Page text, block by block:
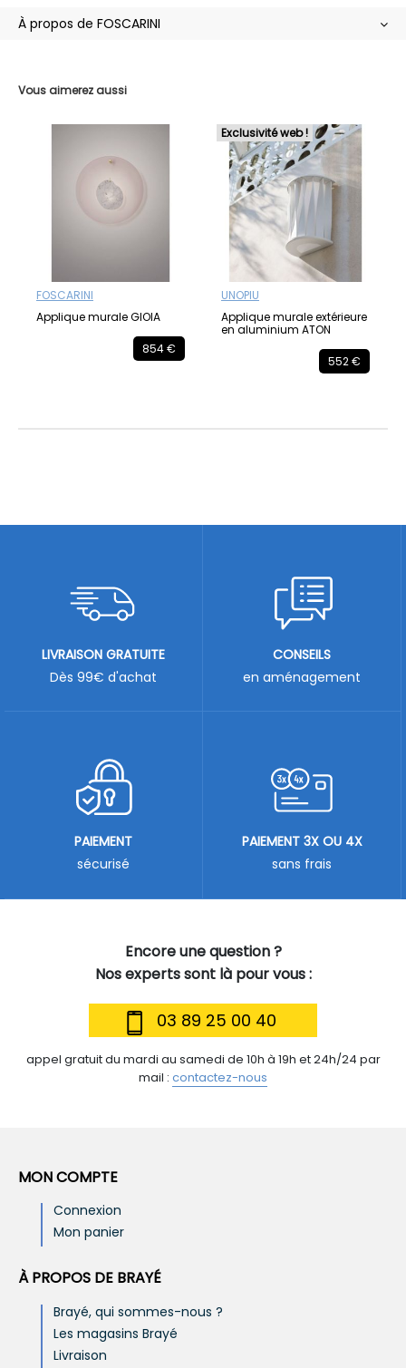
Vous aimerez aussi
FOSCARINI
Applique murale GIOIA
854 €
Exclusivité web !
UNOPIU
Applique murale extérieure
en aluminium ATON
552 €
À propos de FOSCARINI
Encore une question ?
Nos experts sont là pour vous :
03 89 25 00 40
appel gratuit du mardi au samedi de 10h à 19h et 24h/24 par
mail : contactez-nous
LIVRAISON GRATUITE
Dès 99€ d'achat
CONSEILS
en aménagement
PAIEMENT
sécurisé
PAIEMENT 3X OU 4X
sans frais
MON COMPTE
Connexion
Mon panier
À PROPOS DE BRAYÉ
Brayé, qui sommes-nous ?
Les magasins Brayé
Livraison